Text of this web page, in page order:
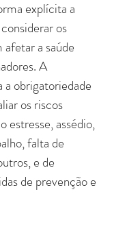
explícita a
os
a saúde
A
a obrigatoriedade
os riscos
estresse, assédio,
falta de
e de
de prevenção e